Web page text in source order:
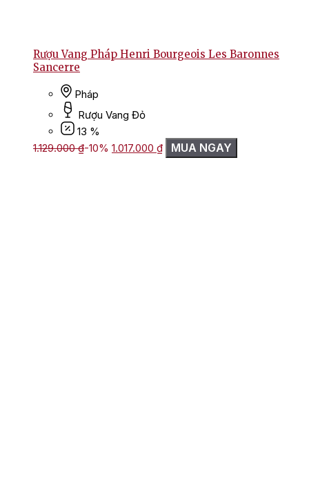
Rượu Vang Pháp Henri Bourgeois Les Baronnes
Sancerre
Pháp
Rượu Vang Đỏ
13 %
1.129.000₫-10% Giá
gốc
1.017.000 ₫Giá
hiện
MUA NGAY